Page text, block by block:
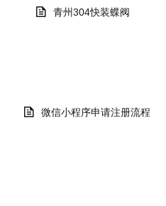
青州304快装蝶阀
微信小程序申请注册流程